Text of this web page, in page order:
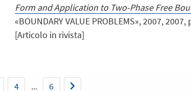
Form and Application to Two-Phase Free
«BOUNDARY VALUE PROBLEMS», 2007,
[Articolo in rivista]
4 ... 6